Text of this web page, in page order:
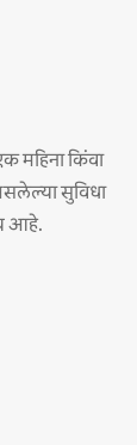
महिना किंवा
सुविधा
आहे.